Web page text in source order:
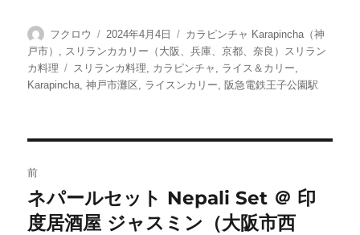
投
稿
者
フクロウ
投
稿
日:
2024年4月4日
カ
テ
ゴ
リ
カラピンチャ Karapincha（神
戸市） , スリランカカリー（大阪、兵庫、京都、奈良）スリラン
カ料理
タ
グ
スリランカ料理, カラピンチャ , ライス＆カリー,
Karapincha,神戸市灘区, ライスンカリー, 阪急電鉄王子公園駅
稿
ナ
前
前
の
ネパールセット Nepali Set ＠ 印
度居酒屋 ジャスミン（大阪市西